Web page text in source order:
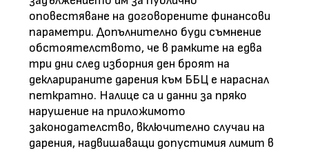
оповестяване на договорените финансови
параметри. Допълнително буди съмнение
обстоятелството, че в рамките на едва
три дни след изборния ден броят на
декларираните дарения към ББЦ е нараснал
петкратно. Налице са и данни за пряко
нарушение на приложимото
законодателство, включително случаи на
дарения, надвишаващи допустимия лимит в